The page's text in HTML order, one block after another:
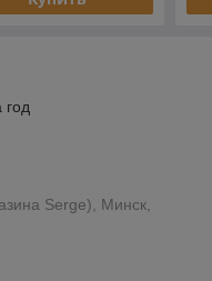
год
Serge), Минск,